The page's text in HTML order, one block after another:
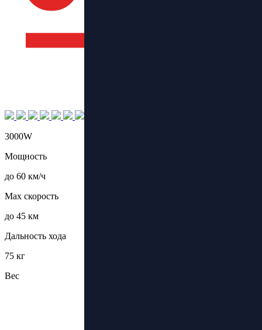
3000W
Мощность
до 60 км/ч
Max скорость
до 45 км
Дальность хода
75 кг
Вес